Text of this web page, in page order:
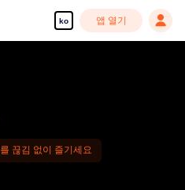
ko 앱 열기
끊김 없이 즐기세요